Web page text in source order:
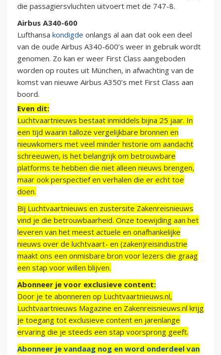
die passagiersvluchten uitvoert met de 747-8.
Airbus A340-600
Lufthansa kondigde onlangs al aan dat ook een deel
van de oude Airbus A340-600’s weer in gebruik wordt
genomen. Zo kan er weer First Class aangeboden
worden op routes uit München, in afwachting van de
komst van nieuwe Airbus A350’s met First Class aan
boord.
Even dit:
Luchtvaartnieuws bestaat inmiddels bijna 25 jaar. In
een tijd waarin talloze vergelijkbare bronnen en
nieuwkomers met veel minder historie om aandacht
schreeuwen, is het belangrijk om betrouwbare
platforms te hebben die niet alleen nieuws brengen,
maar ook perspectief en verhalen die er echt toe
doen.
Bij Luchtvaartnieuws en zustersite Zakenreisnieuws
vind je die betrouwbaarheid. Onze toewijding aan het
leveren van het meest actuele en onafhankelijke
nieuws over de luchtvaart- en (zaken)reisindustrie
maakt ons een onmisbare bron voor lezers die graag
een stap voor willen blijven.
Abonneer je voor exclusieve content:
Door je te abonneren op Luchtvaartnieuws.nl,
Luchtvaartnieuws Magazine en Zakenreisnieuws.nl krijg
je toegang tot exclusieve content en jarenlange
ervaring die je steeds een stap voorsprong geeft.
Abonneer je vandaag nog en word onderdeel van